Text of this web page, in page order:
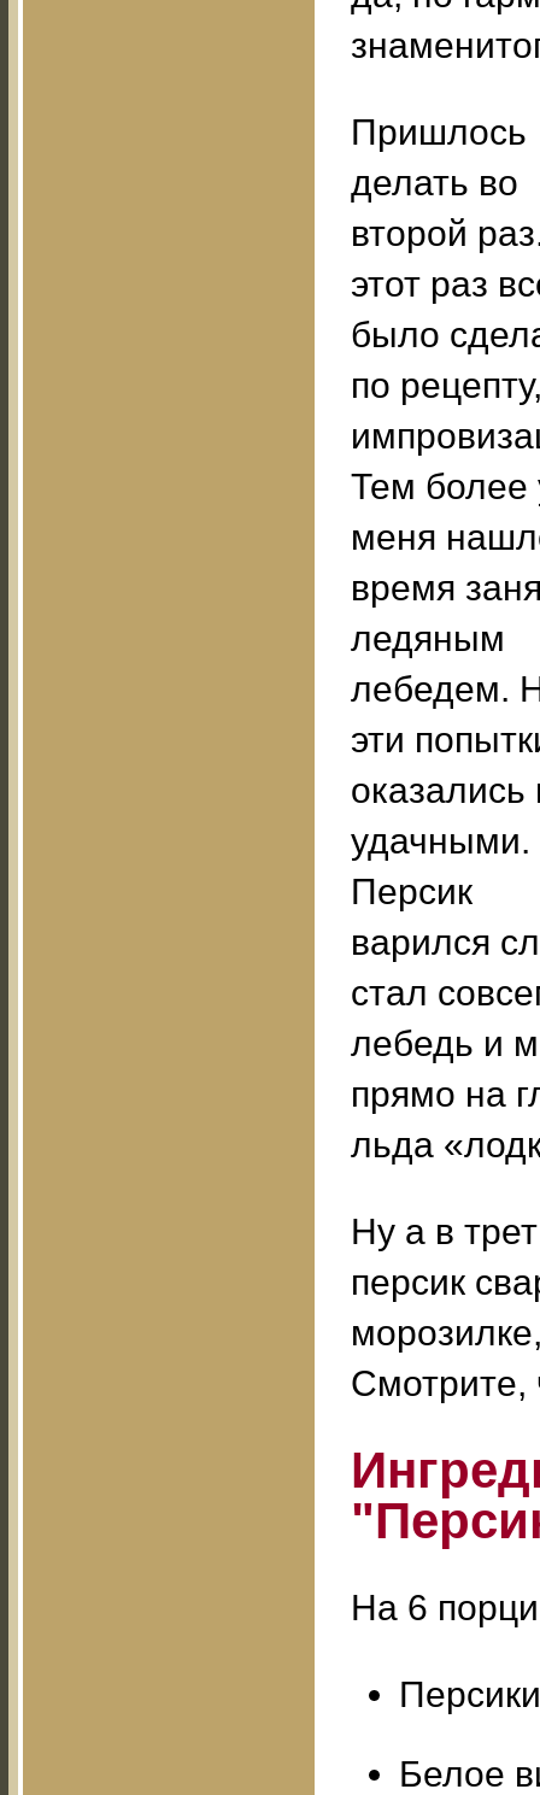
Пришлось
делать во
второй
этот раз
было
по
Тем более
меня
время
ледяным
лебедем.
эти
оказались
удачными.
Персик
варился
стал
лебедь и
прямо на
льда
Ну а в
персик
Смотрите,
На 6
Белое